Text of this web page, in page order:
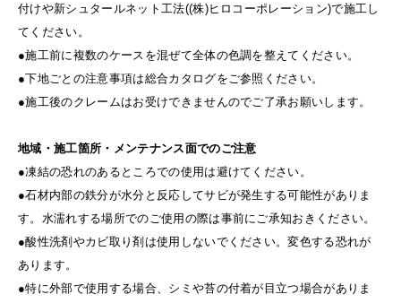
付けや新シュタールネット工法((株)ヒロコーポレーション)で施工し
てください。
●施工前に複数のケースを混ぜて全体の色調を整えてください。
●下地ごとの注意事項は総合カタログをご参照ください。
●施工後のクレームはお受けできませんのでご了承お願いします。
地域・施工箇所・メンテナンス面でのご注意
●凍結の恐れのあるところでの使用は避けてください。
●石材内部の鉄分が水分と反応してサビが発生する可能性がありま
す。水濡れする場所でのご使用の際は事前にご承知おきください。
●酸性洗剤やカビ取り剤は使用しないでください。変色する恐れが
あります。
●特に外部で使用する場合、シミや苔の付着が目立つ場合がありま